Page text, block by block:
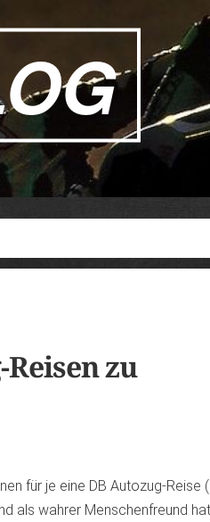
zu
für je eine DB Autozug-Reise
als wahrer Menschenfreund